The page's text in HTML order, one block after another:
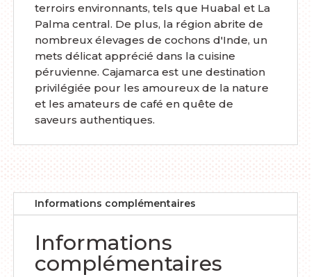
terroirs environnants, tels que Huabal et La
Palma central. De plus, la région abrite de
nombreux élevages de cochons d'Inde, un
mets délicat apprécié dans la cuisine
péruvienne. Cajamarca est une destination
privilégiée pour les amoureux de la nature
et les amateurs de café en quête de
saveurs authentiques.
Informations complémentaires
Informations
complémentaires